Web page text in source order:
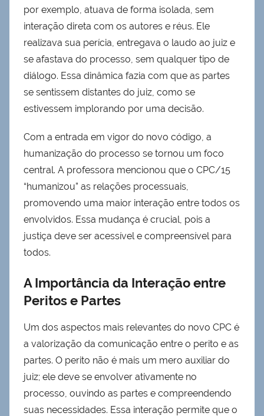
por exemplo, atuava de forma isolada, sem
interação direta com os autores e réus. Ele
realizava sua perícia, entregava o laudo ao juiz e
se afastava do processo, sem qualquer tipo de
diálogo. Essa dinâmica fazia com que as partes
se sentissem distantes do juiz, como se
estivessem implorando por uma decisão.
Com a entrada em vigor do novo código, a
humanização do processo se tornou um foco
central. A professora mencionou que o CPC/15
“humanizou” as relações processuais,
promovendo uma maior interação entre todos os
envolvidos. Essa mudança é crucial, pois a
justiça deve ser acessível e compreensível para
todos.
A Importância da Interação entre
Peritos e Partes
Um dos aspectos mais relevantes do novo CPC é
a valorização da comunicação entre o perito e as
partes. O perito não é mais um mero auxiliar do
juiz; ele deve se envolver ativamente no
processo, ouvindo as partes e compreendendo
suas necessidades. Essa interação permite que o